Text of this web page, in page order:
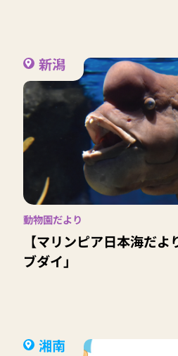
新潟
動物園だより
【マリンピア日本海だ
ブダイ」
湘南